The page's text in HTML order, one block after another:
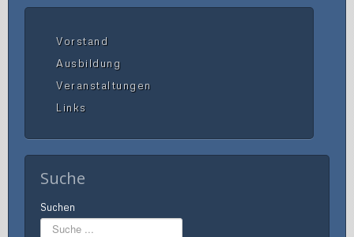
Vorstand
Ausbildung
Veranstaltungen
Links
Suche
Suchen